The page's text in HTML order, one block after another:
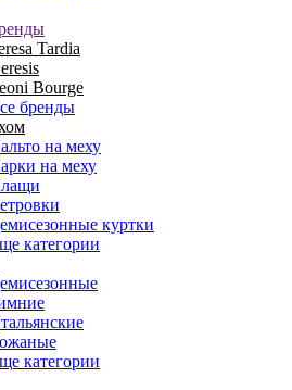
Tardia
Bourge
бренды
на меху
на меху
куртки
категории
категории